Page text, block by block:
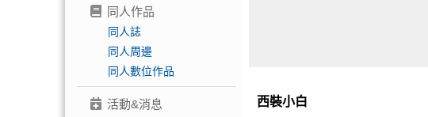
同人作品
同人誌
同人周邊
同人數位作品
活動&消息 西裝小白